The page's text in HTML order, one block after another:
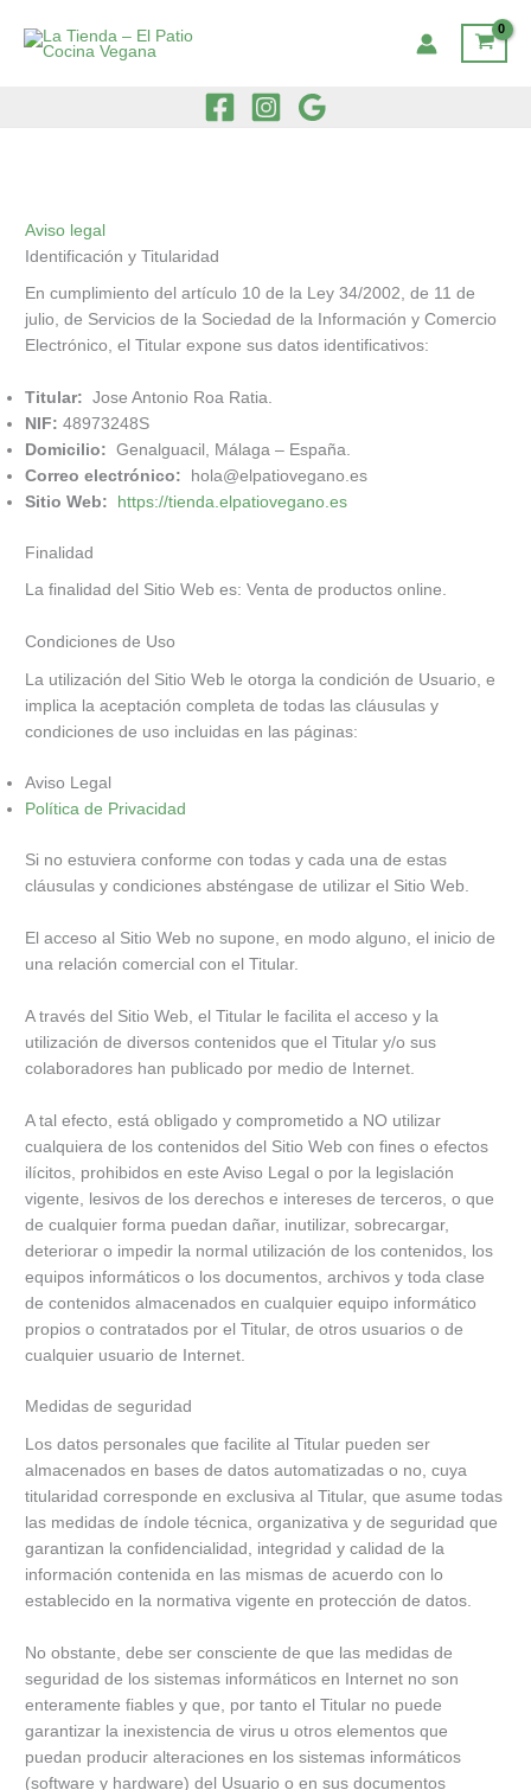
Aviso legal
Identificación y Titularidad
En cumplimiento del artículo 10 de la Ley 34/2002, de 11 de
julio, de Servicios de la Sociedad de la Información y Comercio
Electrónico, el Titular expone sus datos identificativos:
Titular: Jose Antonio Roa Ratia.
NIF: 48973248S
Domicilio: Genalguacil, Málaga – España.
Correo electrónico: hola@elpatiovegano.es
Sitio Web:
https://tienda.elpatiovegano.es
Finalidad
La finalidad del Sitio Web es: Venta de productos online.
Condiciones de Uso
La utilización del Sitio Web le otorga la condición de Usuario, e
implica la aceptación completa de todas las cláusulas y
condiciones de uso incluidas en las páginas:
Aviso Legal
Política de Privacidad
Si no estuviera conforme con todas y cada una de estas
cláusulas y condiciones absténgase de utilizar el Sitio Web.
El acceso al Sitio Web no supone, en modo alguno, el inicio de
una relación comercial con el Titular.
A través del Sitio Web, el Titular le facilita el acceso y la
utilización de diversos contenidos que el Titular y/o sus
colaboradores han publicado por medio de Internet.
A tal efecto, está obligado y comprometido a NO utilizar
cualquiera de los contenidos del Sitio Web con fines o efectos
ilícitos, prohibidos en este Aviso Legal o por la legislación
vigente, lesivos de los derechos e intereses de terceros, o que
de cualquier forma puedan dañar, inutilizar, sobrecargar,
deteriorar o impedir la normal utilización de los contenidos, los
equipos informáticos o los documentos, archivos y toda clase
de contenidos almacenados en cualquier equipo informático
propios o contratados por el Titular, de otros usuarios o de
cualquier usuario de Internet.
Medidas de seguridad
Los datos personales que facilite al Titular pueden ser
almacenados en bases de datos automatizadas o no, cuya
titularidad corresponde en exclusiva al Titular, que asume todas
las medidas de índole técnica, organizativa y de seguridad que
garantizan la confidencialidad, integridad y calidad de la
información contenida en las mismas de acuerdo con lo
establecido en la normativa vigente en protección de datos.
No obstante, debe ser consciente de que las medidas de
seguridad de los sistemas informáticos en Internet no son
enteramente fiables y que, por tanto el Titular no puede
garantizar la inexistencia de virus u otros elementos que
puedan producir alteraciones en los sistemas informáticos
(software y hardware) del Usuario o en sus documentos